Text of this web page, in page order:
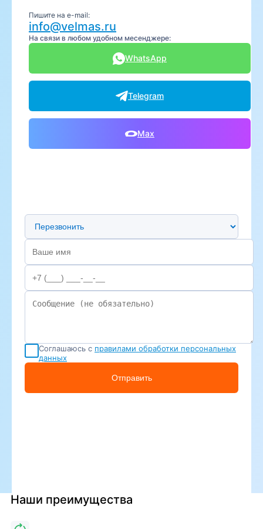
Пишите на e-mail:
info@velmas.ru
На связи в любом удобном месенджере:
WhatsApp
Telegram
Max
Предпочтительный способ связи
Соглашаюсь с правилами обработки персональных
данных
Отправить
Наши преимущества